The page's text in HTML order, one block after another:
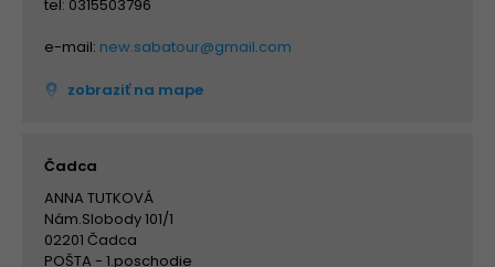
tel: 0315503796
e-mail: new.sabatour@gmail.com
zobraziť na mape
Čadca
ANNA TUTKOVÁ
Nám.Slobody 101/1
02201 Čadca
POŠTA - 1.poschodie